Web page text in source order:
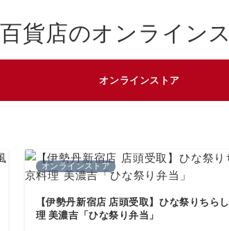
貨店のオンライン
オンラインストア
オンラインストア
【伊勢丹新宿店 店頭受取】ひな祭りちら
理 美濃吉「ひな祭り弁当」